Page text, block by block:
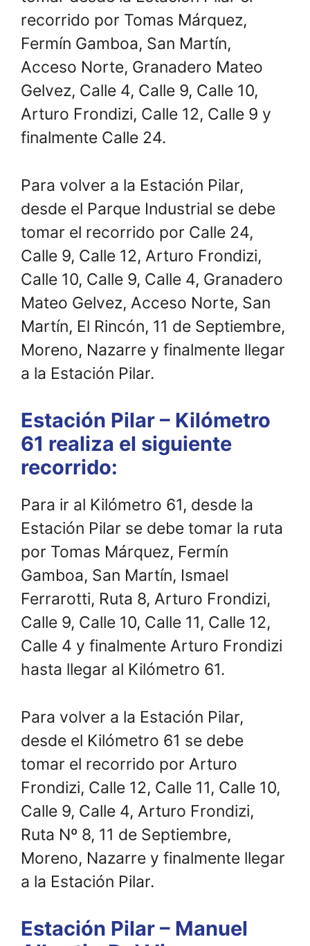
recorrido por Tomas Márquez,
Fermín Gamboa, San Martín,
Acceso Norte, Granadero Mateo
Gelvez, Calle 4, Calle 9, Calle 10,
Arturo Frondizi, Calle 12, Calle 9 y
finalmente Calle 24.
Para volver a la Estación Pilar,
desde el Parque Industrial se debe
tomar el recorrido por Calle 24,
Calle 9, Calle 12, Arturo Frondizi,
Calle 10, Calle 9, Calle 4, Granadero
Mateo Gelvez, Acceso Norte, San
Martín, El Rincón, 11 de Septiembre,
Moreno, Nazarre y finalmente llegar
a la Estación Pilar.
Estación Pilar – Kilómetro
61 realiza el siguiente
recorrido:
Para ir al Kilómetro 61, desde la
Estación Pilar se debe tomar la ruta
por Tomas Márquez, Fermín
Gamboa, San Martín, Ismael
Ferrarotti, Ruta 8, Arturo Frondizi,
Calle 9, Calle 10, Calle 11, Calle 12,
Calle 4 y finalmente Arturo Frondizi
hasta llegar al Kilómetro 61.
Para volver a la Estación Pilar,
desde el Kilómetro 61 se debe
tomar el recorrido por Arturo
Frondizi, Calle 12, Calle 11, Calle 10,
Calle 9, Calle 4, Arturo Frondizi,
Ruta Nº 8, 11 de Septiembre,
Moreno, Nazarre y finalmente llegar
a la Estación Pilar.
Estación Pilar – Manuel